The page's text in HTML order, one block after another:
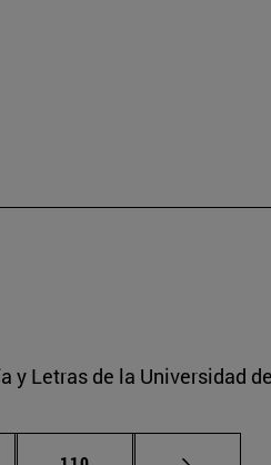
Letras de la Universidad